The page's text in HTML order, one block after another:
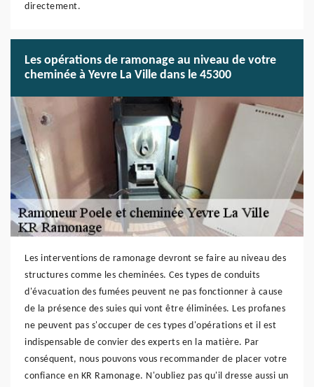
directement.
Les opérations de ramonage au niveau de votre
cheminée à Yevre La Ville dans le 45300
Les interventions de ramonage devront se faire au niveau des
structures comme les cheminées. Ces types de conduits
d'évacuation des fumées peuvent ne pas fonctionner à cause
de la présence des suies qui vont être éliminées. Les profanes
ne peuvent pas s'occuper de ces types d'opérations et il est
indispensable de convier des experts en la matière. Par
conséquent, nous pouvons vous recommander de placer votre
confiance en KR Ramonage. N'oubliez pas qu'il dresse aussi un